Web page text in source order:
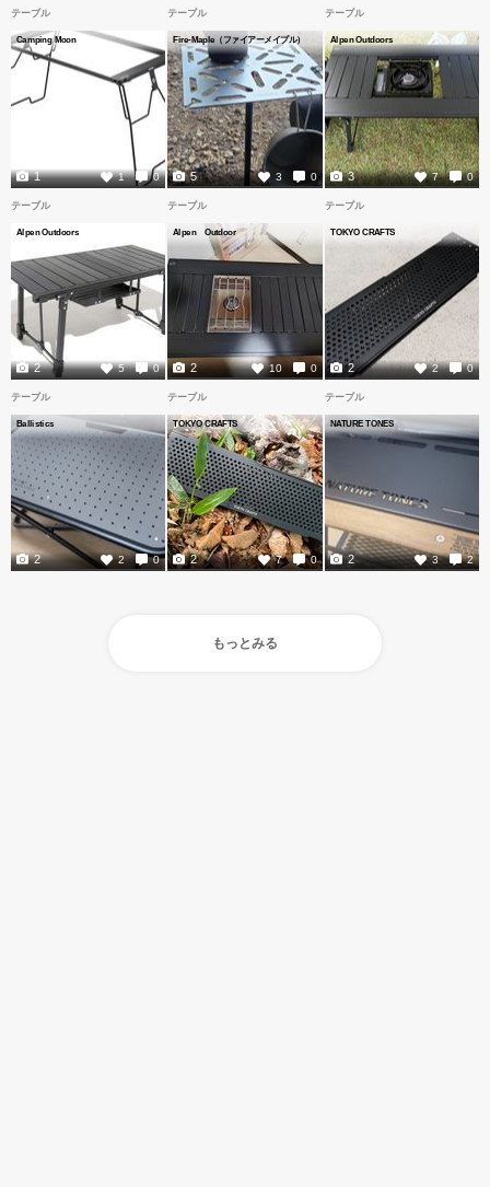
テーブル
Camping Moon
1 0
1
テーブル
Fire-Maple（ファイアーメイプル）
3 0
5
テーブル
Alpen Outdoors
7 0
3
テーブル
Alpen Outdoors
5 0
2
テーブル
Alpen Outdoor
10 0
2
テーブル
TOKYO CRAFTS
2 0
2
テーブル
Ballistics
2 0
2
テーブル
TOKYO CRAFTS
7 0
2
テーブル
NATURE TONES
3 2
2
もっとみる